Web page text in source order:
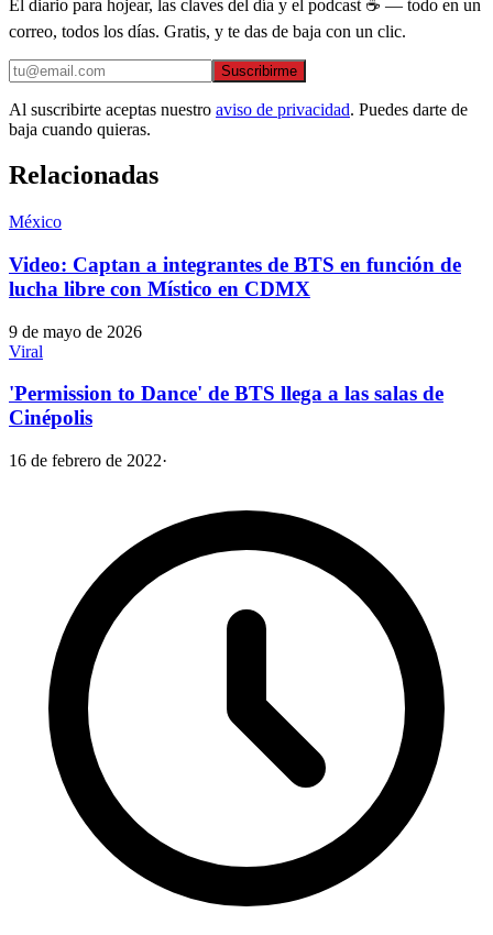
El diario para hojear, las claves del día y el podcast ☕ — todo en un
correo, todos los días. Gratis, y te das de baja con un clic.
Suscribirme
Al suscribirte aceptas nuestro aviso de privacidad. Puedes darte de
baja cuando quieras.
Relacionadas
México
Video: Captan a integrantes de BTS en función de
lucha libre con Místico en CDMX
9 de mayo de 2026
Viral
'Permission to Dance' de BTS llega a las salas de
Cinépolis
16 de febrero de 2022·